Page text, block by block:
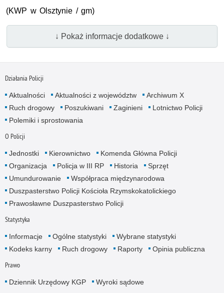
(KWP w Olsztynie / gm)
↓ Pokaż informacje dodatkowe ↓
Działania Policji
Aktualności Aktualności z województw
Archiwum X
Ruch drogowy
Poszukiwani Zaginieni
Lotnictwo Policji
Polemiki i sprostowania
O Policji
Jednostki Kierownictwo
Komenda Główna Policji
Organizacja
Policja w III RP Historia
Sprzęt
Umundurowanie
Współpraca międzynarodowa
Duszpasterstwo Policji Kościoła Rzymskokatolickiego
Prawosławne Duszpasterstwo Policji
Statystyka
Informacje Ogólne statystyki
Wybrane statystyki
Kodeks karny
Ruch drogowy Raporty Opinia publiczna
Prawo
Dziennik Urzędowy KGP Wyroki sądowe